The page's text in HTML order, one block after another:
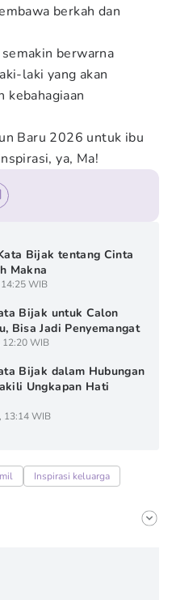
berkah dan
berwarna
laki yang akan
kebahagiaan
Baru 2026 untuk ibu
ya, Ma!
Bijak tentang Cinta
Makna
WIB
Bijak untuk Calon
Bisa Jadi Penyemangat
12:20 WIB
Bijak dalam Hubungan
Ungkapan Hati
13:14 WIB
Inspirasi keluarga